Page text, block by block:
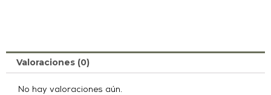
Valoraciones (0)
No hay valoraciones aún.